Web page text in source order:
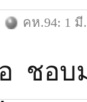
คห.94: 1 มี
ชอบ